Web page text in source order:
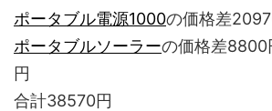
ポータブル電源1000の価格差
ポータブルソーラーの価格差
円
合計38570円